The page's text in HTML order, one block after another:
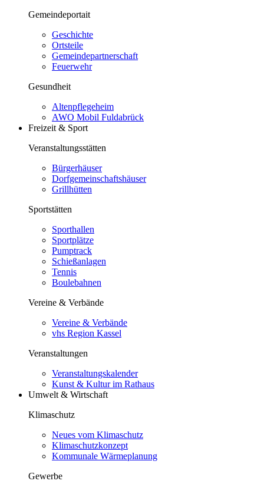
Gemeindeportait
Geschichte
Ortsteile
Gemeindepartnerschaft
Feuerwehr
Gesundheit
Altenpflegeheim
AWO Mobil Fuldabrück
Freizeit & Sport
Veranstaltungsstätten
Bürgerhäuser
Dorfgemeinschaftshäuser
Grillhütten
Sportstätten
Sporthallen
Sportplätze
Pumptrack
Schießanlagen
Tennis
Boulebahnen
Vereine & Verbände
Vereine & Verbände
vhs Region Kassel
Veranstaltungen
Veranstaltungskalender
Kunst & Kultur im Rathaus
Umwelt & Wirtschaft
Klimaschutz
Neues vom Klimaschutz
Klimaschutzkonzept
Kommunale Wärmeplanung
Gewerbe